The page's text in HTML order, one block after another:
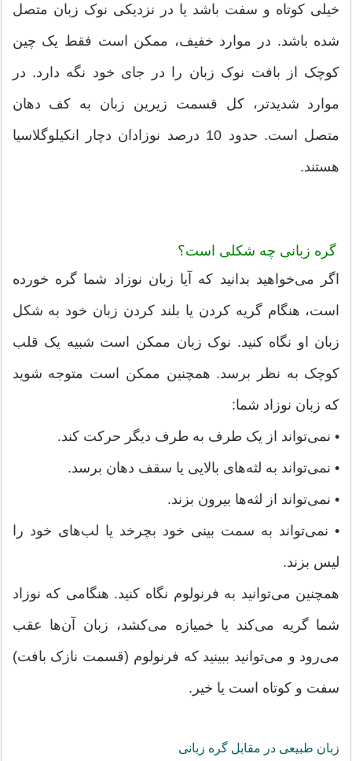
خیلی کوتاه و سفت باشد یا در نزدیکی نوک زبان متصل
شده باشد. در موارد خفیف، ممکن است فقط یک چین
کوچک از بافت نوک زبان را در جای خود نگه دارد. در
موارد شدیدتر، کل قسمت زیرین زبان به کف دهان
متصل است. حدود 10 درصد نوزادان دچار انکیلوگلاسیا
هستند.
گره زبانی چه شکلی است؟
اگر می‌خواهید بدانید که آیا زبان نوزاد شما گره خورده
است، هنگام گریه کردن یا بلند کردن زبان خود به شکل
زبان او نگاه کنید. نوک زبان ممکن است شبیه یک قلب
کوچک به نظر برسد. همچنین ممکن است متوجه شوید
که زبان نوزاد شما:
• نمی‌تواند از یک طرف به طرف دیگر حرکت کند.
• نمی‌تواند به لثه‌های بالایی یا سقف دهان برسد.
• نمی‌تواند از لثه‌ها بیرون بزند.
• نمی‌تواند به سمت بینی خود بچرخد یا لب‌های خود را
لیس بزند.
همچنین می‌توانید به فرنولوم نگاه کنید. هنگامی که نوزاد
شما گریه می‌کند یا خمیازه می‌کشد، زبان آن‌ها عقب
می‌رود و می‌توانید ببینید که فرنولوم (قسمت نازک بافت)
سفت و کوتاه است یا خیر.
زبان طبیعی در مقابل گره زبانی